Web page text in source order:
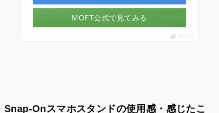
MOFT公式で見てみる
ポチップ
Snap-Onスマホスタンドの使用感・感じたこ